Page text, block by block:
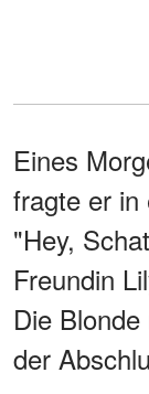
Eines
fragte er in
"Hey,
Freundin
Die
der